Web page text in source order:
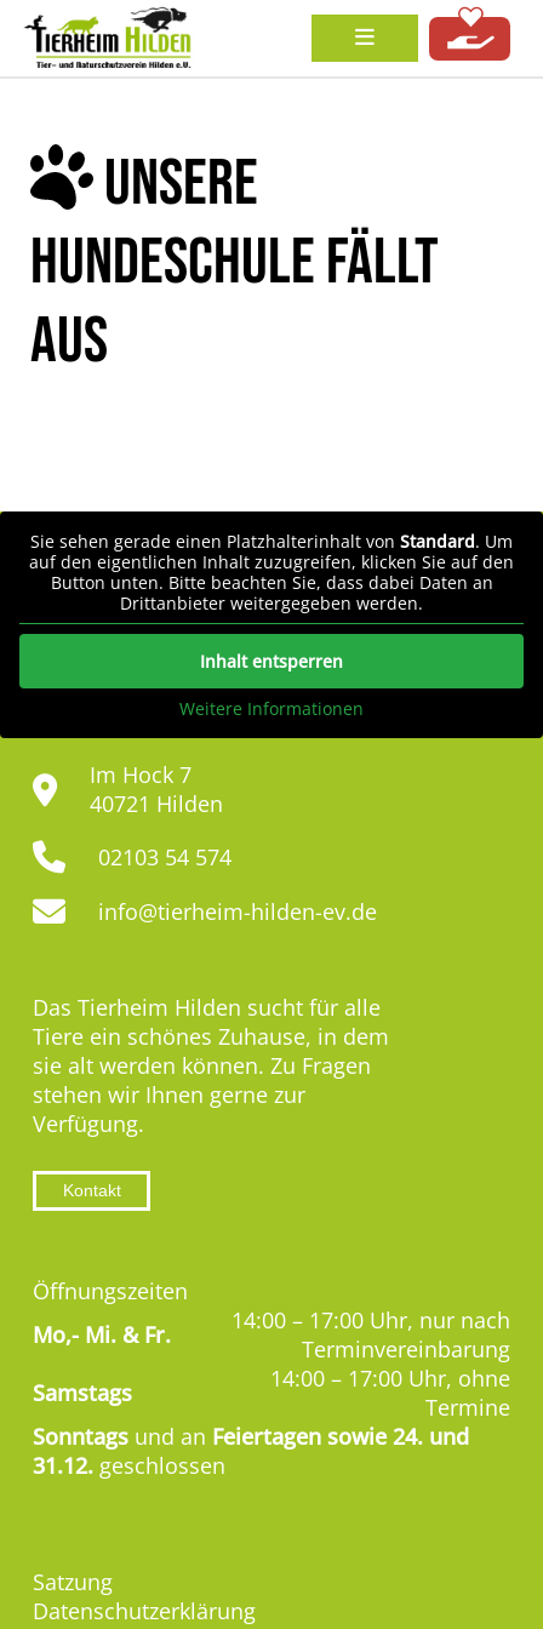
UNSERE
HUNDESCHULE FÄLLT
AUS
Sie sehen gerade einen Platzhalterinhalt von Standard. Um
auf den eigentlichen Inhalt zuzugreifen, klicken Sie auf den
Button unten. Bitte beachten Sie, dass dabei Daten an
Drittanbieter weitergegeben werden.
Inhalt entsperren
Weitere Informationen
Im Hock 7
40721 Hilden
02103 54 574
info@tierheim-hilden-ev.de
Das Tierheim Hilden sucht für alle
Tiere ein schönes Zuhause, in dem
sie alt werden können. Zu Fragen
stehen wir Ihnen gerne zur
Verfügung.
Kontakt
Öffnungszeiten
Mo,- Mi. & Fr.
14:00 – 17:00 Uhr, nur nach
Terminvereinbarung
Samstags
14:00 – 17:00 Uhr, ohne
Termine
Sonntags und an Feiertagen sowie 24. und
31.12. geschlossen
Satzung
Datenschutzerklärung